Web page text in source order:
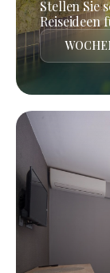
Stellen Sie
Reiseideen